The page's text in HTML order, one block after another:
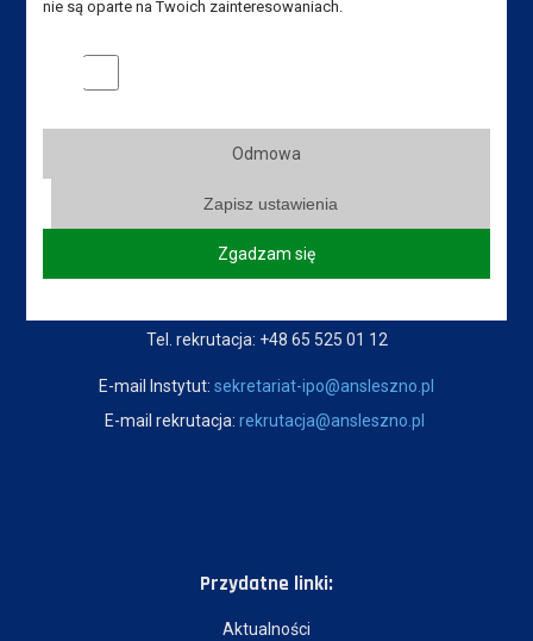
Instytut Politechniczny
Akademia Nauk Stosowanych
ul. Adama Mickiewicza 5, 64-100 Leszno
Tel. rekrutacja: +48 65 525 01 12
E-mail Instytut: sekretariat-ipo@ansleszno.pl
E-mail rekrutacja: rekrutacja@ansleszno.pl
Przydatne linki:
Aktualności
nie są oparte na Twoich zainteresowaniach.
Marketingowe pliki cookies
Odmowa
Zapisz ustawienia
Zgadzam się